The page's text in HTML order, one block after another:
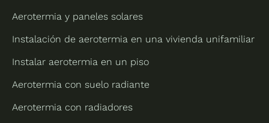
Aerotermia y paneles solares
Instalación de aerotermia en una vivienda unifamiliar
Instalar aerotermia en un piso
Aerotermia con suelo radiante
Aerotermia con radiadores